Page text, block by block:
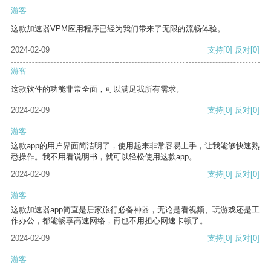
游客
这款加速器VPM应用程序已经为我们带来了无限的流畅体验。
2024-02-09 支持[0] 反对[0]
游客
这款软件的功能非常全面，可以满足我所有需求。
2024-02-09 支持[0] 反对[0]
游客
这款app的用户界面简洁明了，使用起来非常容易上手，让我能够快速熟
悉操作。我不用看说明书，就可以轻松使用这款app。
2024-02-09
支持[0] 反对[0]
游客
这款加速器app简直是居家旅行必备神器，无论是看视频、玩游戏还是工
作办公，都能畅享高速网络，再也不用担心网速卡顿了。
2024-02-09
支持[0] 反对[0]
游客